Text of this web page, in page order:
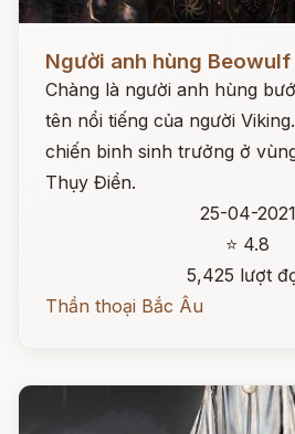
Người anh hùng Beowulf
Chàng là người anh hùng
tên nổi tiếng của người
chiến binh sinh trưởng ở
Thụy Điển.
25-04-2021
⭐ 4.8
5,425 lượt
Thần thoại Bắc Âu